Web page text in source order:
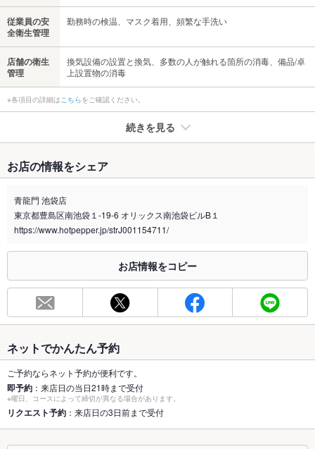
従業員の安
全衛生管理
勤務時の検温、マスク着用、頻繁な手洗い
店舗の衛生
管理
換気設備の設置と換気、多数の人が触れる箇所の消毒、備品/卓
上設置物の消毒
※各項目の詳細は こちらをご確認ください。
続きを見る
禁煙・喫煙 全席禁煙
喫煙専用室
※2020年4月1日～受動喫煙対策に関する法律が施行されています。正しい情報はお店へお問い
総席数 140席
最大宴会収
140人
個室 あり
座敷 なし
掘りごたつ なし
お店の情報をシェア
青龍門 池袋店
東京都豊島区南池袋１-19-6 オリックス南池袋ビルB１
https://www.hotpepper.jp/strJ001154711/
お店情報をコピー
ネットでかんたん予約
ご予約ならネット予約が便利です。
即予約 ：来店日の当日21時まで受付
※曜日、コースによって締切が異なる場合があります。
リクエスト予約 ：来店日の3日前まで受付